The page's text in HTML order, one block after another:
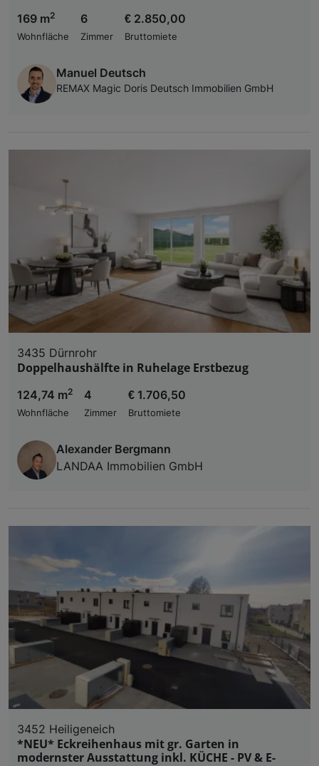
169 m2
Wohnfläche
6
Zimmer
€ 2.850,00
Bruttomiete
Manuel Deutsch
REMAX Magic Doris Deutsch Immobilien GmbH
3435 Dürnrohr
Doppelhaushälfte in Ruhelage Erstbezug
124,74 m2
Wohnfläche
4
Zimmer
€ 1.706,50
Bruttomiete
Alexander Bergmann
LANDAA Immobilien GmbH
3452 Heiligeneich
*NEU* Eckreihenhaus mit gr. Garten in
modernster Ausstattung inkl. KÜCHE - PV & E-